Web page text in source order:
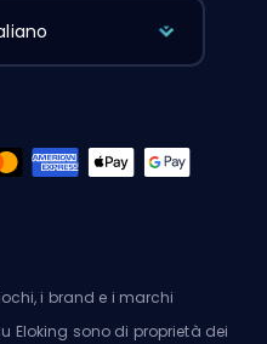
i brand e i marchi
Eloking sono di proprietà dei